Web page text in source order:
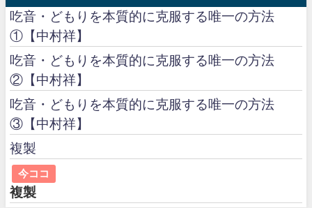
吃音・どもりを本質的に克服する唯一の方法
①【中村祥】
吃音・どもりを本質的に克服する唯一の方法
②【中村祥】
吃音・どもりを本質的に克服する唯一の方法
③【中村祥】
複製
今ココ
複製